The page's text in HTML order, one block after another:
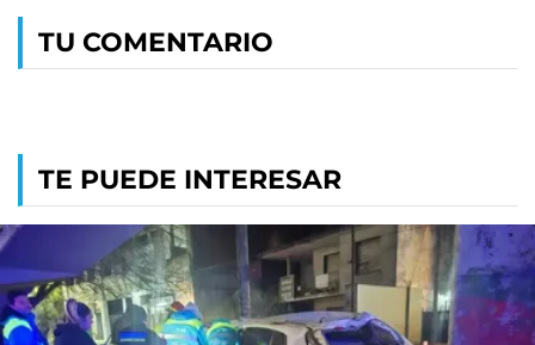
TU COMENTARIO
TE PUEDE INTERESAR